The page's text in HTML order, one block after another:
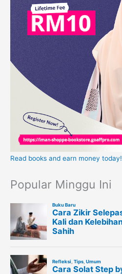
Read books and earn money today!
Popular Minggu Ini